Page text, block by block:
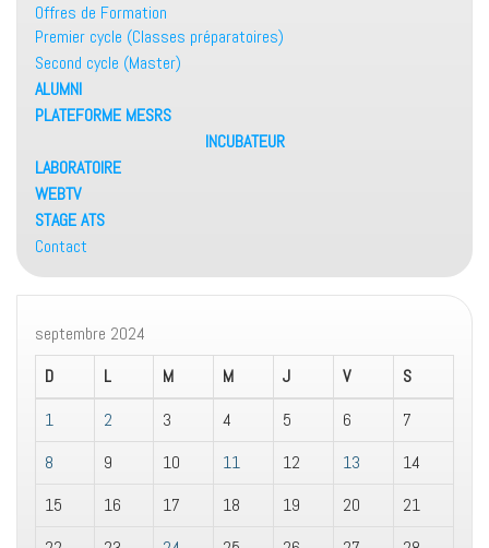
Offres de Formation
Premier cycle (Classes préparatoires)
Second cycle (Master)
ALUMNI
PLATEFORME MESRS
INCUBATEUR
LABORATOIRE
WEBTV
STAGE ATS
Contact
septembre 2024
D
L M M J V
S
1
2 3 4 5 6
7
8
9 10 11 12 13
14
15
16 17 18 19 20
21